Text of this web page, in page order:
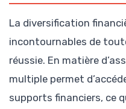
La diversification
incontournables de
réussie. En matière
multiple permet
supports financiers, ce